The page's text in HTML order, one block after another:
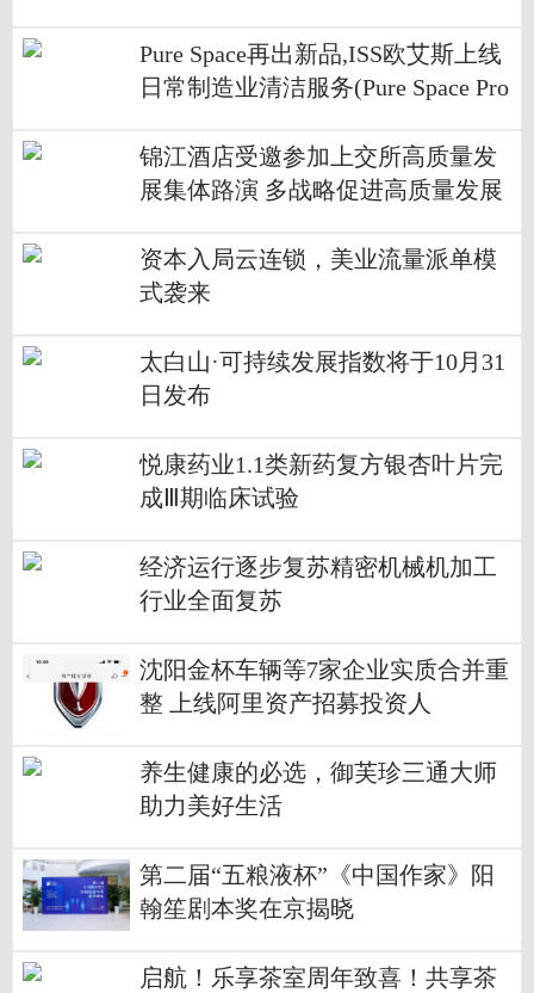
Pure Space再出新品,ISS欧艾斯上线
日常制造业清洁服务(Pure Space Pro
锦江酒店受邀参加上交所高质量发
展集体路演 多战略促进高质量发展
资本入局云连锁，美业流量派单模
式袭来
太白山·可持续发展指数将于10月31
日发布
悦康药业1.1类新药复方银杏叶片完
成Ⅲ期临床试验
经济运行逐步复苏精密机械机加工
行业全面复苏
沈阳金杯车辆等7家企业实质合并重
整 上线阿里资产招募投资人
养生健康的必选，御芙珍三通大师
助力美好生活
第二届“五粮液杯”《中国作家》阳
翰笙剧本奖在京揭晓
启航！乐享茶室周年致喜！共享茶